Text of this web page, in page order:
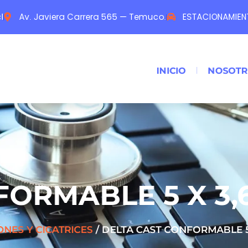
Av. Javiera Carrera 565 — Temuco.
INICIO
5 X
Y CICATRICES / DELTA CAST CONFORMABLE